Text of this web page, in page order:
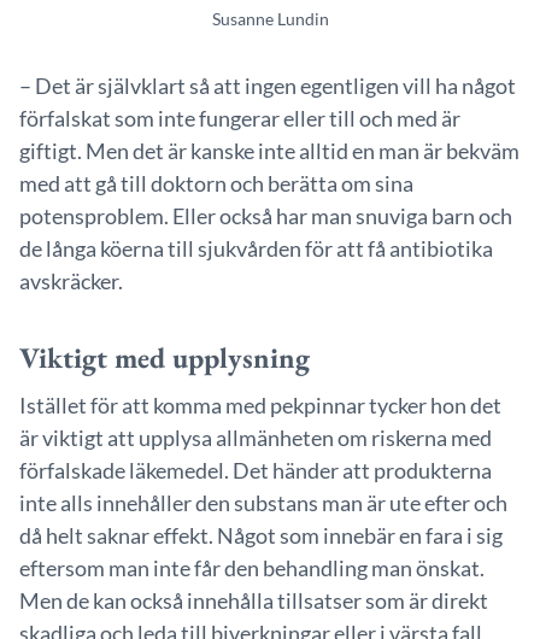
Susanne Lundin
– Det är självklart så att ingen egentligen vill ha något
förfalskat som inte fungerar eller till och med är
giftigt. Men det är kanske inte alltid en man är bekväm
med att gå till doktorn och berätta om sina
potensproblem. Eller också har man snuviga barn och
de långa köerna till sjukvården för att få antibiotika
avskräcker.
Viktigt med upplysning
Istället för att komma med pekpinnar tycker hon det
är viktigt att upplysa allmänheten om riskerna med
förfalskade läkemedel. Det händer att produkterna
inte alls innehåller den substans man är ute efter och
då helt saknar effekt. Något som innebär en fara i sig
eftersom man inte får den behandling man önskat.
Men de kan också innehålla tillsatser som är direkt
skadliga och leda till biverkningar eller i värsta fall